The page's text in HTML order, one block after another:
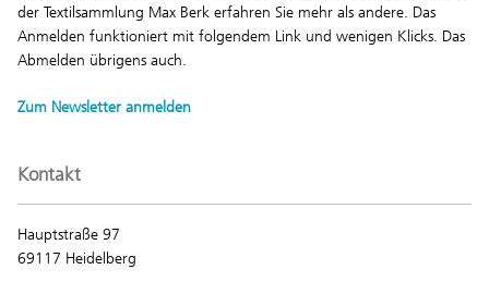
der Textilsammlung Max Berk erfahren Sie mehr als andere. Das
Anmelden funktioniert mit folgendem Link und wenigen Klicks. Das
Abmelden übrigens auch.
Zum Newsletter anmelden
Kontakt
Hauptstraße 97
69117 Heidelberg